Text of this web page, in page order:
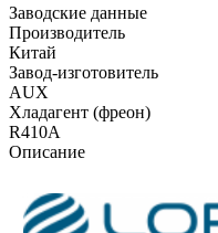
Заводские данные
Производитель
Китай
Завод-изготовитель
AUX
Хладагент (фреон)
R410A
Описание